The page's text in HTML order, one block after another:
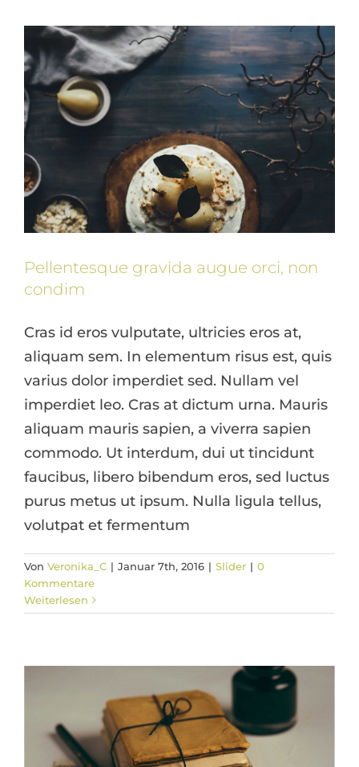
Pellentesque gravida augue orci, non
condim
Cras id eros vulputate, ultricies eros at,
aliquam sem. In elementum risus est, quis
varius dolor imperdiet sed. Nullam vel
imperdiet leo. Cras at dictum urna. Mauris
aliquam mauris sapien, a viverra sapien
commodo. Ut interdum, dui ut tincidunt
faucibus, libero bibendum eros, sed luctus
purus metus ut ipsum. Nulla ligula tellus,
volutpat et fermentum
Von Veronika_C | Januar 7th, 2016 | Slider | 0
Kommentare
Weiterlesen
Mauris aliquet auctor mi volutpat